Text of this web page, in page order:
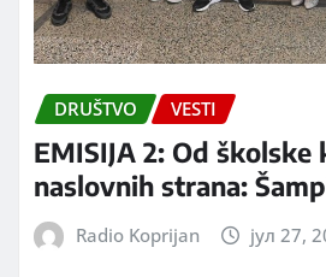
DRUŠTVO VESTI
EMISIJA 2: Od školske
naslovnih strana:
Radio Koprijan јул 27,